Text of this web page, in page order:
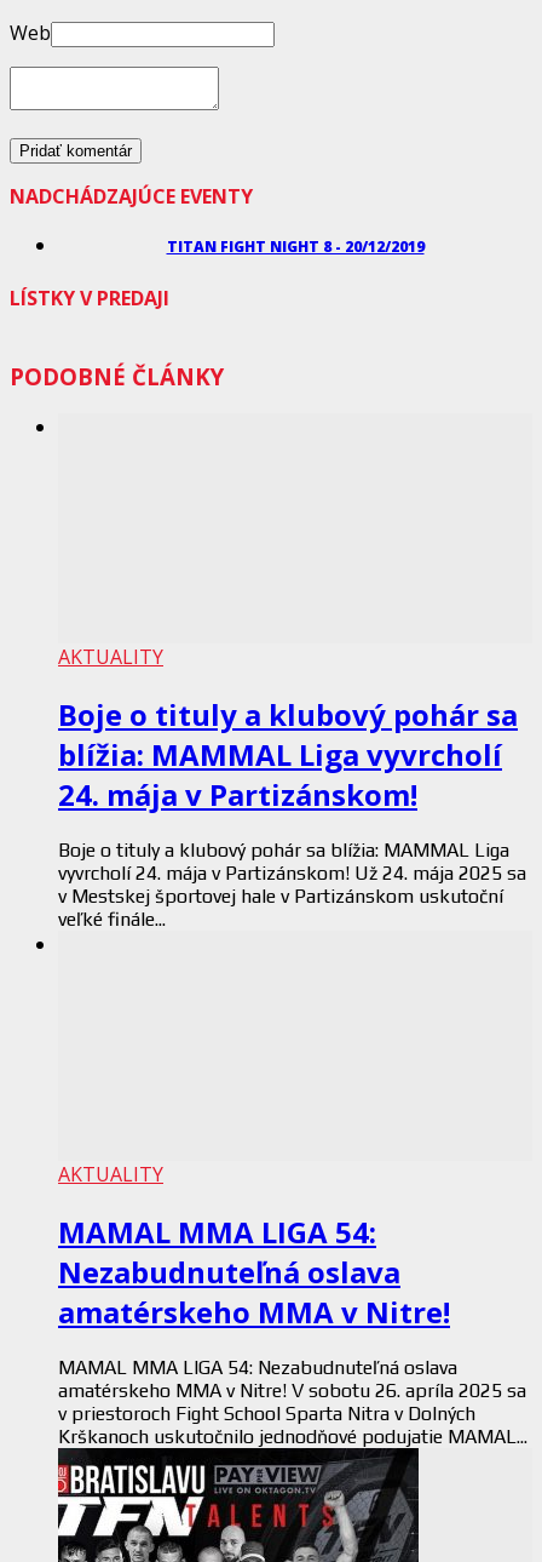
Web
NADCHÁDZAJÚCE EVENTY
TITAN FIGHT NIGHT 8 - 20/12/2019
LÍSTKY V PREDAJI
PODOBNÉ ČLÁNKY
AKTUALITY
Boje o tituly a klubový pohár sa
blížia: MAMMAL Liga vyvrcholí
24. mája v Partizánskom!
Boje o tituly a klubový pohár sa blížia: MAMMAL Liga
vyvrcholí 24. mája v Partizánskom! Už 24. mája 2025 sa
v Mestskej športovej hale v Partizánskom uskutoční
veľké finále...
AKTUALITY
MAMAL MMA LIGA 54:
Nezabudnuteľná oslava
amatérskeho MMA v Nitre!
MAMAL MMA LIGA 54: Nezabudnuteľná oslava
amatérskeho MMA v Nitre! V sobotu 26. apríla 2025 sa
v priestoroch Fight School Sparta Nitra v Dolných
Krškanoch uskutočnilo jednodňové podujatie MAMAL...